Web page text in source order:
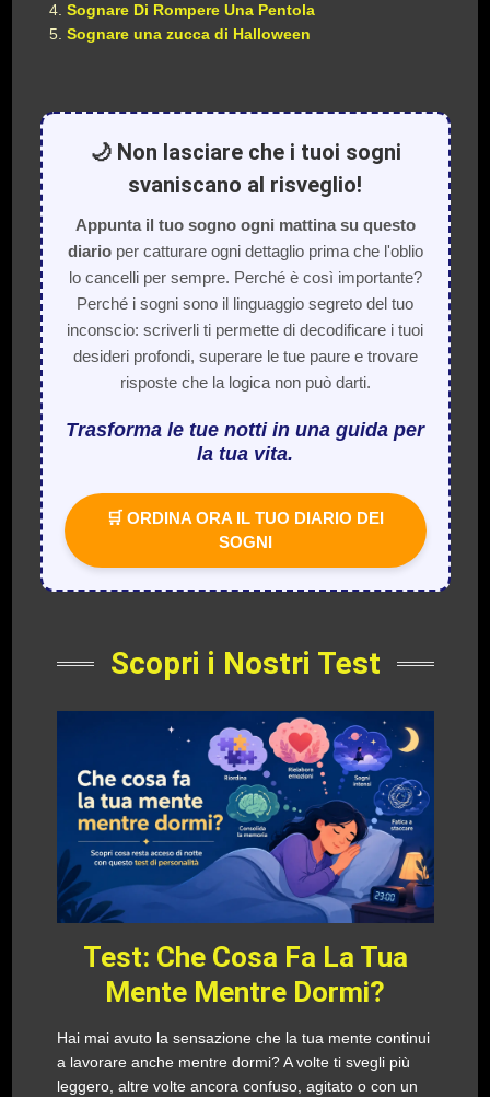
Sognare Di Rompere Una Pentola
Sognare una zucca di Halloween
🌙 Non lasciare che i tuoi sogni
svaniscano al risveglio!
Appunta il tuo sogno ogni mattina su questo
diarioper catturare ogni dettaglio prima che l'oblio
lo cancelli per sempre. Perché è così importante?
Perché i sogni sono il linguaggio segreto del tuo
inconscio: scriverli ti permette di decodificare i tuoi
desideri profondi, superare le tue paure e trovare
risposte che la logica non può darti.
Trasforma le tue notti in una guida per
la tua vita.
🛒 ORDINA ORA IL TUO DIARIO DEI
SOGNI
Scopri i Nostri Test
Test: Che Cosa Fa La Tua
Mente Mentre Dormi?
Hai mai avuto la sensazione che la tua mente continui
a lavorare anche mentre dormi? A volte ti svegli più
leggero, altre volte ancora confuso, agitato o con un